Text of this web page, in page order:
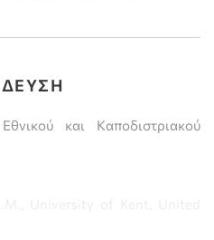
και Καποδιστριακού